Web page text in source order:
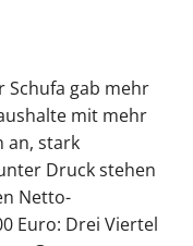
Schufa gab mehr
mit mehr
an, stark
Druck stehen
Netto-
Euro: Drei Viertel